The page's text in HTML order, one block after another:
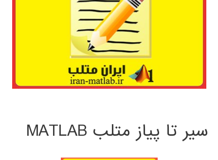
سیر تا پیاز متلب MATLAB